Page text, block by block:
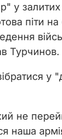
o
у
піти
Турчинов.
у
не
наша